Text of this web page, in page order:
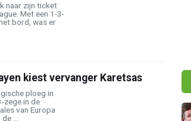
naar zijn ticket
Met een 1-3-
bord, was er
kiest vervanger Karetsas
ploeg in
zege in de
van Europa
...